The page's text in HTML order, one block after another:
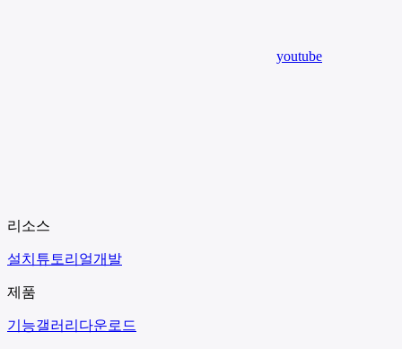
youtube
리소스
설치 튜토리얼개발
제품
기능갤러리 다운로드